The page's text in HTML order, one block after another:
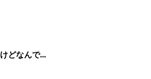
どなんで...